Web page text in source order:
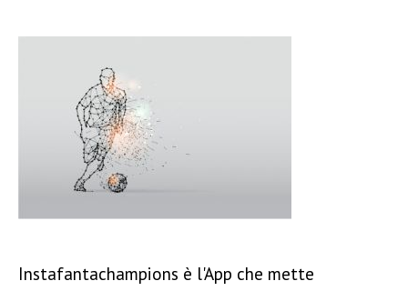
Instafantachampions è l'App che mette